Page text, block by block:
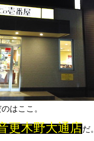
はここ。
更木野大通店だ。